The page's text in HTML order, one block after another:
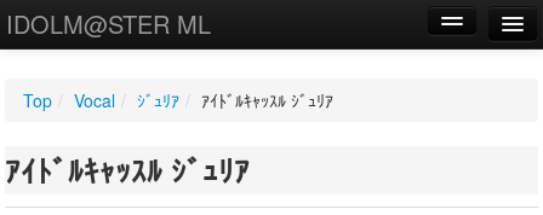
IDOLM@STER ML
WIKI
Top / Vocal / ｼﾞｭﾘｱ / ｱｲﾄﾞﾙｷｬｯｽﾙ ｼﾞｭﾘｱ
ｱｲﾄﾞﾙｷｬｯｽﾙ ｼﾞｭﾘｱ